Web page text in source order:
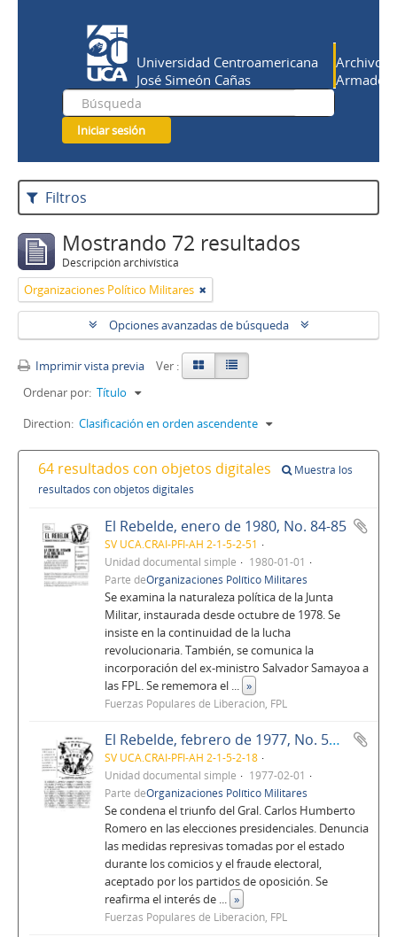
Universidad Centroamericana
José Simeón Cañas
Archivo
Armado
Iniciar sesión
Filtros
Mostrando 72 resultados
Descripción archivística
Organizaciones Político Militares
Opciones avanzadas de búsqueda
Imprimir vista previa
Ver :
Ordenar por: Título
Direction: Clasificación en orden ascendente
64 resultados con objetos digitales
Muestra los
resultados con objetos digitales
El Rebelde, enero de 1980, No. 84-85
SV UCA.CRAI-PFI-AH 2-1-5-2-51
Unidad documental simple
1980-01-01
Parte deOrganizaciones Político Militares
Se examina la naturaleza política de la Junta
Militar, instaurada desde octubre de 1978. Se
insiste en la continuidad de la lucha
revolucionaria. También, se comunica la
incorporación del ex-ministro Salvador Samayoa a
las FPL. Se rememora el ... »
Fuerzas Populares de Liberación, FPL
El Rebelde, febrero de 1977, No. 52, Año 5
SV UCA.CRAI-PFI-AH 2-1-5-2-18
Unidad documental simple
1977-02-01
Parte deOrganizaciones Político Militares
Se condena el triunfo del Gral. Carlos Humberto
Romero en las elecciones presidenciales. Denuncia
las medidas represivas tomadas por el estado
durante los comicios y el fraude electoral,
aceptado por los partidos de oposición. Se
reafirma el interés de ... »
Fuerzas Populares de Liberación, FPL